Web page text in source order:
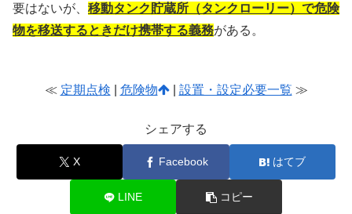
要はないが、 移動タンク貯蔵所（タンクローリー）で危険
物を移送するときだけ携帯する義務がある。
≪ 定期点検 危険物 | 設置・設定必要一覧 ≫
シェアする
X Facebook はてブ
LINE コピー